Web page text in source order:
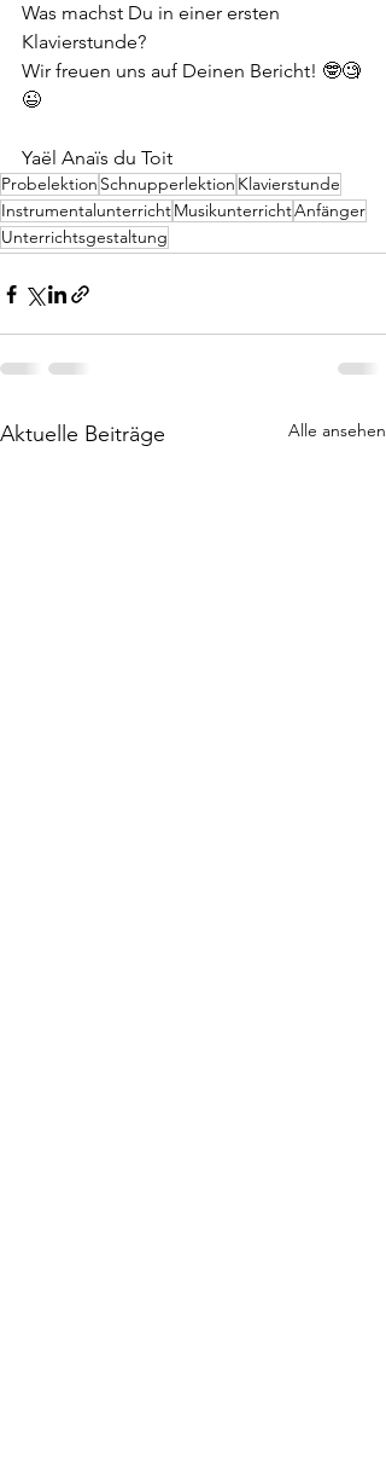
Was machst Du in einer ersten
Klavierstunde?
Wir freuen uns auf Deinen Bericht! 🤓🧐
😉
Yaël Anaïs du Toit
Probelektion Schnupperlektion Klavierstunde
InstrumentalunterrichtMusikunterrichtAnfänger
Unterrichtsgestaltung
Aktuelle Beiträge Alle ansehen